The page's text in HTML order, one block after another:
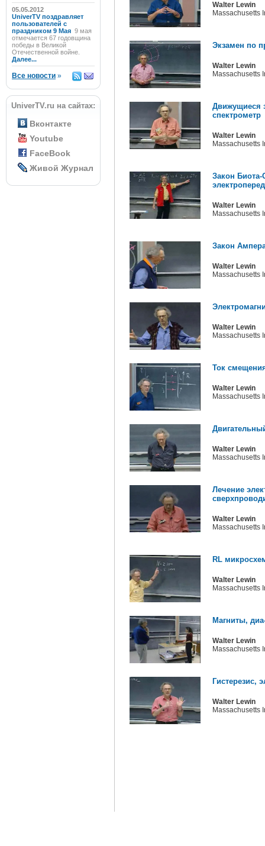
05.05.2012
UniverTV поздравляет
пользователей с
праздником 9 Мая 9 мая
отмечается 67 годовщина
победы в Великой
Отечественной войне.
Далее...
Все новости »
UniverTV.ru на сайтах:
Вконтакте
Youtube
FaceBook
Живой Журнал
Walter Lewin
Massachusetts
Экзамен по
Walter Lewin
Massachusetts
Движущиеся
спектрометр
Walter Lewin
Massachusetts
Закон
Walter Lewin
Massachusetts
Закон
Walter Lewin
Massachusetts
Walter Lewin
Massachusetts
Ток
Walter Lewin
Massachusetts
Walter Lewin
Massachusetts
Лечение
Walter Lewin
Massachusetts
RL
Walter Lewin
Massachusetts
Магниты,
Walter Lewin
Massachusetts
Гистерезис,
Walter Lewin
Massachusetts